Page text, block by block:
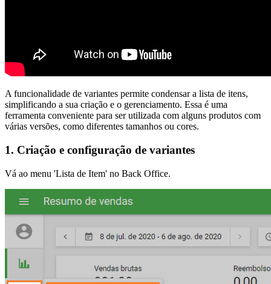
A funcionalidade de variantes permite condensar a lista de itens,
simplificando a sua criação e o gerenciamento. Essa é uma
ferramenta conveniente para ser utilizada com alguns produtos com
várias versões, como diferentes tamanhos ou cores.
1. Criação e configuração de variantes
Vá ao menu 'Lista de Item' no Back Office.